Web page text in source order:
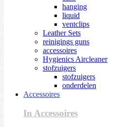
hanging
liquid
ventclips
Leather Sets
reinigings guns
accessoires
Hygienics Aircleaner
stofzuigers
stofzuigers
onderdelen
Accessoires
In Accessoires